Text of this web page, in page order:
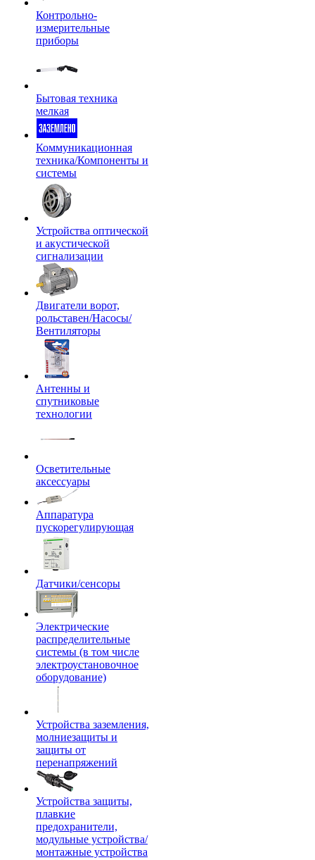
Контрольно-
измерительные
приборы
Бытовая техника
мелкая
Коммуникационная
техника/Компоненты и
системы
Устройства оптической
и акустической
сигнализации
Двигатели ворот,
рольставен/Насосы/
Вентиляторы
Антенны и
спутниковые
технологии
Осветительные
аксессуары
Аппаратура
пускорегулирующая
Датчики/сенсоры
Электрические
распределительные
системы (в том числе
электроустановочное
оборудование)
Устройства заземления,
молниезащиты и
защиты от
перенапряжений
Устройства защиты,
плавкие
предохранители,
модульные устройства/
монтажные устройства